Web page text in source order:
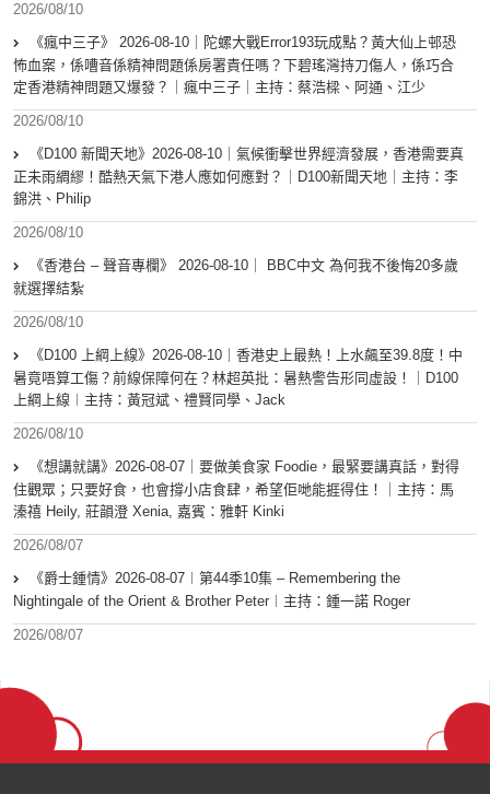
2026/08/10
《瘋中三子》 2026-08-10｜陀螺大戰Error193玩成點？黃大仙上邨恐
怖血案，係嘈音係精神問題係房署責任嗎？下碧瑤灣持刀傷人，係巧合
定香港精神問題又爆發？｜瘋中三子｜主持：蔡浩樑、阿通、江少
2026/08/10
《D100 新聞天地》2026-08-10｜氣候衝擊世界經濟發展，香港需要真
正未雨綢繆！酷熱天氣下港人應如何應對？｜D100新聞天地｜主持：李
錦洪、Philip
2026/08/10
《香港台 – 聲音專欄》 2026-08-10｜ BBC中文 為何我不後悔20多歲
就選擇結紮
2026/08/10
《D100 上綱上線》2026-08-10｜香港史上最熱！上水飆至39.8度！中
暑竟唔算工傷？前線保障何在？林超英批：暑熱警告形同虛設！｜D100
上綱上線︱主持：黃冠斌、禮賢同學、Jack
2026/08/10
《想講就講》2026-08-07｜要做美食家 Foodie，最緊要講真話，對得
住觀眾；只要好食，也會撐小店食肆，希望佢哋能捱得住！｜主持：馬
溱禧 Heily, 莊韻澄 Xenia, 嘉賓：雅軒 Kinki
2026/08/07
《爵士鍾情》2026-08-07︱第44季10集 – Remembering the
Nightingale of the Orient & Brother Peter︱主持：鍾一諾 Roger
2026/08/07